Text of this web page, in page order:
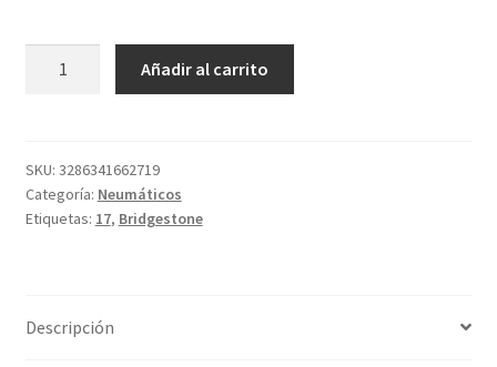
140/80
B
17
UM
Añadir al carrito
SKU: 3286341662719
Categoría: Neumáticos
Etiquetas: 17, Bridgestone
Descripción